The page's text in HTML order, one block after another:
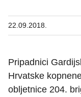
22.09.2018.
Pripadnici
Hrvatske
obljetnice 204.